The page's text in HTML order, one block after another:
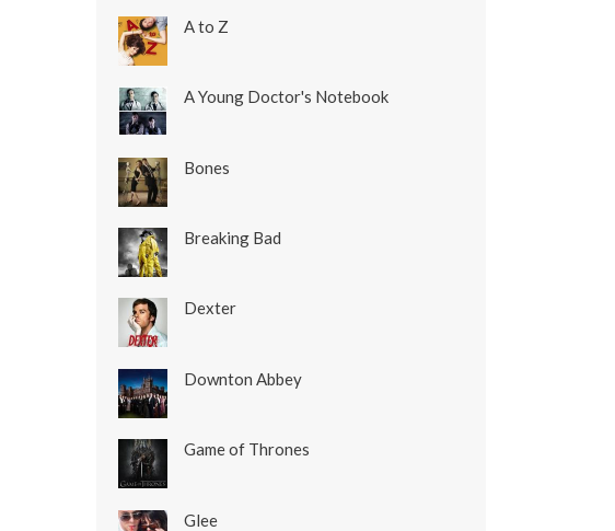
A to Z
A Young Doctor's Notebook
Bones
Breaking Bad
Dexter
Downton Abbey
Game of Thrones
Glee